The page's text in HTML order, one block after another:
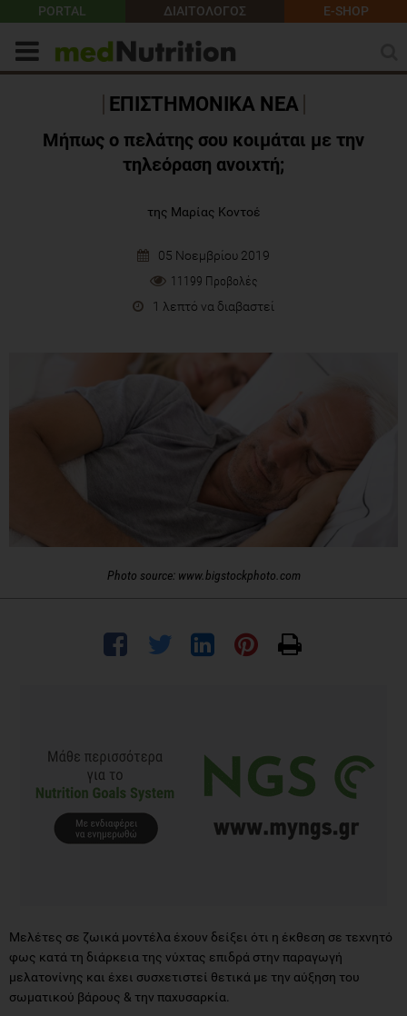
PORTAL ΔΙΑΙΤΟΛΟΓΟΣ E-SHOP
ΕΠΙΣΤΗΜΟΝΙΚΑ ΝΕΑ
Μήπως ο πελάτης σου κοιμάται με την
τηλεόραση ανοιχτή;
της Μαρίας Κοντοέ
05 Νοεμβρίου 2019
11199 Προβολές
1 λεπτό να διαβαστεί
Photo source: www.bigstockphoto.com
Μελέτες σε ζωικά μοντέλα έχουν δείξει ότι η έκθεση σε τεχνητό
φως κατά τη διάρκεια της νύχτας επιδρά στην παραγωγή
μελατονίνης και έχει συσχετιστεί θετικά με την αύξηση του
σωματικού βάρους & την παχυσαρκία.